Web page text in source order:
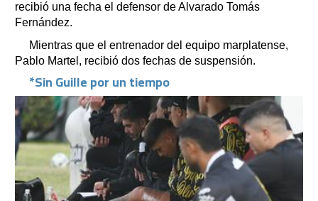
recibió una fecha el defensor de Alvarado Tomás
Fernández.
Mientras que el entrenador del equipo marplatense,
Pablo Martel, recibió dos fechas de suspensión.
*Sin Guille por un tiempo